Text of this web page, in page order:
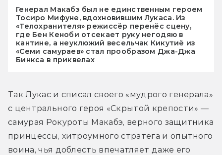
Генерал Макабэ был не единственным героем
Тосиро Мифуне, вдохновившим Лукаса. Из
«Телохранителя» режиссёр перенёс сцену,
где Бен Кеноби отсекает руку негодяю в
кантине, а неуклюжий весельчак Кикутиё из
«Семи самураев» стал прообразом Джа-Джа
Бинкса в приквелах
Так Лукас и списал своего «мудрого генерала»
с центрального героя «Скрытой крепости» —
самурая Рокуроты Макабэ, верного защитника
принцессы, хитроумного стратега и опытного
воина, чья доблесть впечатляет даже его